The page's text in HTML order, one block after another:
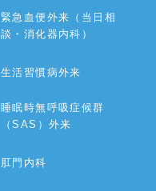
緊急血便外来（当日相
談・消化器内科）
生活習慣病外来
睡眠時無呼吸症候群
（SAS）外来
肛門内科